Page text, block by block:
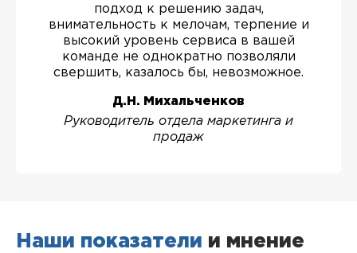
подход к решению задач,
внимательность к мелочам, терпение и
высокий уровень сервиса в вашей
команде не однократно позволяли
свершить, казалось бы, невозможное.
Д.Н. Михальченков
Руководитель отдела маркетинга и
продаж
Наши показатели и мнение